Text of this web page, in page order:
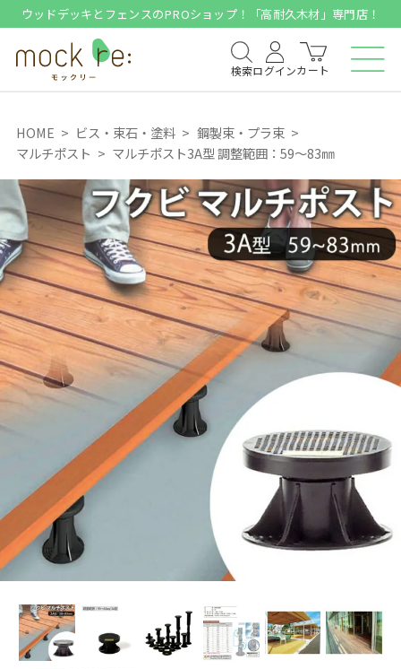
ウッドデッキとフェンスのPROショップ！「高耐久木材」専門店！
検索ログインカート
HOME ビス・束石・塗料
鋼製束・プラ束
マルチポスト
マルチポスト3A型 調整範囲：59～83㎜